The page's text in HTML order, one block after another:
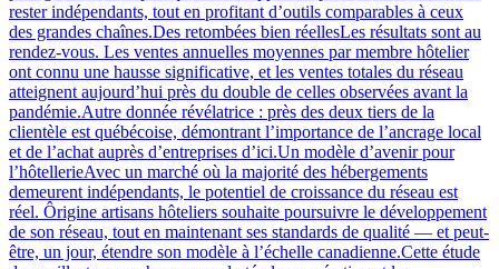
rester indépendants, tout en profitant d’outils comparables à ceux
des grandes chaînes.Des retombées bien réellesLes résultats sont au
rendez-vous. Les ventes annuelles moyennes par membre hôtelier
ont connu une hausse significative, et les ventes totales du réseau
atteignent aujourd’hui près du double de celles observées avant la
pandémie.Autre donnée révélatrice : près des deux tiers de la
clientèle est québécoise, démontrant l’importance de l’ancrage local
et de l’achat auprès d’entreprises d’ici.Un modèle d’avenir pour
l’hôtellerieAvec un marché où la majorité des hébergements
demeurent indépendants, le potentiel de croissance du réseau est
réel. Ôrigine artisans hôteliers souhaite poursuivre le développement
de son réseau, tout en maintenant ses standards de qualité — et peut-
être, un jour, étendre son modèle à l’échelle canadienne.Cette étude